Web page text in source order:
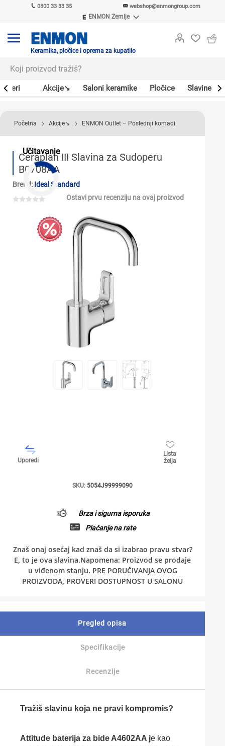
0800 33 33 35 webshop@enmongroup.com
ENMON Zemlje
ENMON MKD
Keramika, pločice i oprema za kupatilo
Akcije↘ Saloni keramike Pločice Slavine
Učitavanje
Početna Akcije↘ ENMON Outlet – Poslednji komadi
Ceraplan III Slavina za Sudoperu
B0708AA
Brend: Ideal Standard
Ostavi prvu recenziju na ovaj proizvod
Uporedi
Lista
želja
SKU: 5054J99999090
Brza i sigurna isporuka
Plaćanje na rate
Znaš onaj osećaj kad znaš da si izabrao pravu stvar?
E, to je ova slavina.Napomena: Proizvod se prodaje
u viđenom stanju. PRE PORUČIVANJA OVOG
PROIZVODA, PROVERI DOSTUPNOST U SALONU
Pregled opisa
Specifikacije
Recenzije
Tražiš slavinu koja ne pravi kompromis?
Attitude baterija za bide A4602AA je kao